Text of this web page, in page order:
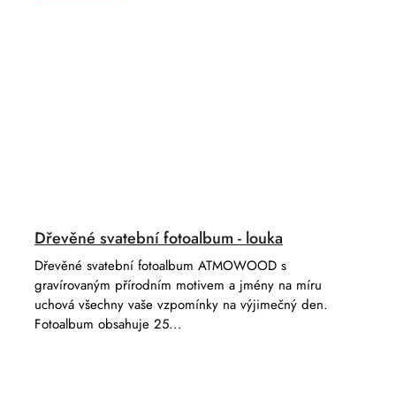
Dřevěné svatební fotoalbum - louka
Dřevěné svatební fotoalbum ATMOWOOD s
gravírovaným přírodním motivem a jmény na míru
uchová všechny vaše vzpomínky na výjimečný den.
Fotoalbum obsahuje 25...